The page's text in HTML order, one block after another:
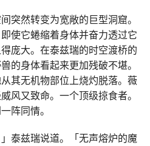
突然转变为宽敞的巨型洞窟。
使它蜷缩着身体并奋力透过它
庞大。在泰兹瑞的时空渡桥的
的身体看起来更加残破不堪。
其无机物部位上烧灼脱落。薇
风又致命。一个顶级掠食者。
阵同情。
泰兹瑞说道。「无声熔炉的魔